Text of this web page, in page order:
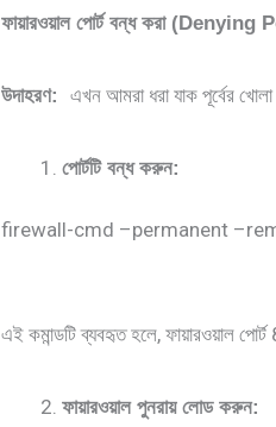
ফায়ারওয়াল পোর্ট বন্ধ করা(Denying
উদাহরণ:এখন আমরা ধরা যাক পূর্বের
পোর্টটি বন্ধ করুন:
firewall-cmd –permanent
এই কমান্ডটি ব্যবহৃত হলে, ফায়ারওয়াল
ফায়ারওয়াল পুনরায় লোড করুন: